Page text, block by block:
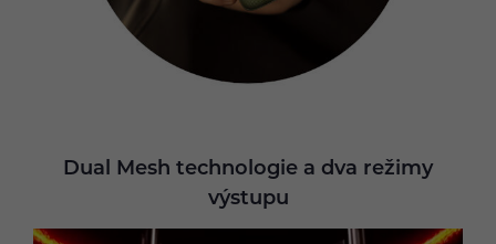
Dual Mesh technologie a dva režimy
výstupu